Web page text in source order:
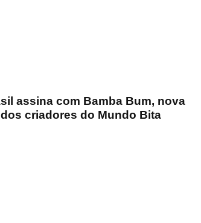
assina com Bamba Bum, nova
criadores do Mundo Bita